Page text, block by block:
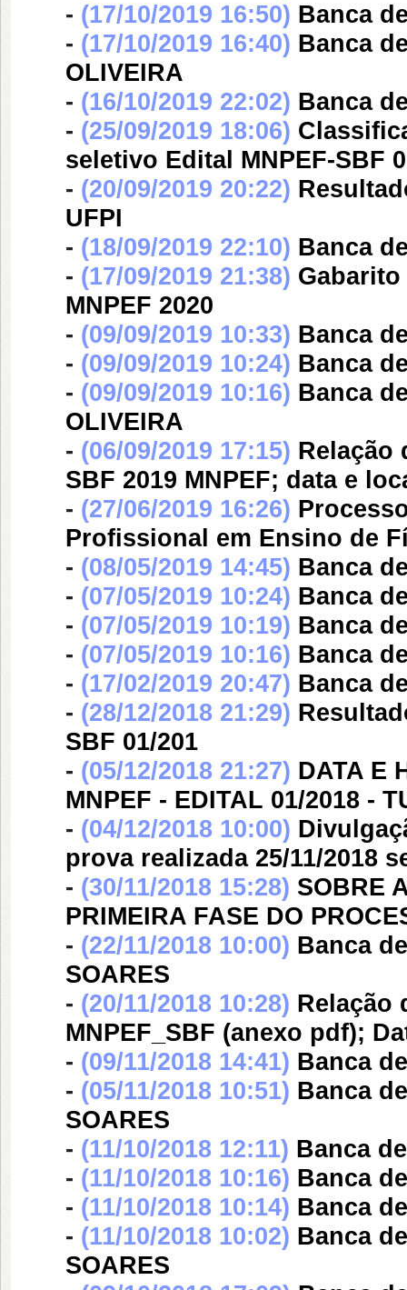
- (17/10/2019 16:50) Banca
- (17/10/2019 16:40) Banca
OLIVEIRA
- (16/10/2019 22:02) Banca
- (25/09/2019 18:06)
seletivo Edital MNPEF-SBF
- (20/09/2019 20:22)
UFPI
- (18/09/2019 22:10) Banca
- (17/09/2019 21:38)
MNPEF 2020
- (09/09/2019 10:33) Banca
- (09/09/2019 10:24) Banca
- (09/09/2019 10:16) Banca
OLIVEIRA
- (06/09/2019 17:15) Relação
SBF 2019 MNPEF; data e
- (27/06/2019 16:26)
Profissional em Ensino de
- (08/05/2019 14:45) Banca
- (07/05/2019 10:24) Banca
- (07/05/2019 10:19) Banca
- (07/05/2019 10:16) Banca
- (17/02/2019 20:47) Banca
- (28/12/2018 21:29)
SBF 01/201
- (05/12/2018 21:27) DATA E
MNPEF - EDITAL 01/2018 -
- (04/12/2018 10:00)
prova realizada 25/11/2018
- (30/11/2018 15:28) SOBRE
PRIMEIRA FASE DO
- (22/11/2018 10:00) Banca
SOARES
- (20/11/2018 10:28) Relação
MNPEF_SBF (anexo pdf);
- (09/11/2018 14:41) Banca
- (05/11/2018 10:51) Banca
SOARES
- (11/10/2018 12:11) Banca
- (11/10/2018 10:16) Banca
- (11/10/2018 10:14) Banca
- (11/10/2018 10:02) Banca
SOARES